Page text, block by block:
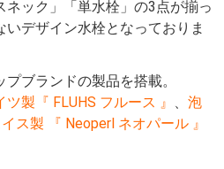
ネック」「単水栓」の3点が揃っ
デザイン水栓となっておりま
ブランドの製品を搭載。
製『 FLUHS フルース 』 、 泡
ス製 『 Neoperl ネオパール 』